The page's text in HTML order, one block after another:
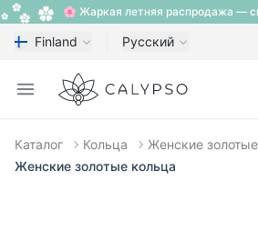
🌸 Жаркая летняя распродажа —
Finland Русский
Open menu
Calypso
Каталог Кольца
Женские
Женские золотые кольца